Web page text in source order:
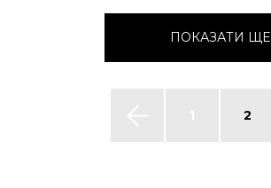
ПОКАЗАТИ ЩЕ
2